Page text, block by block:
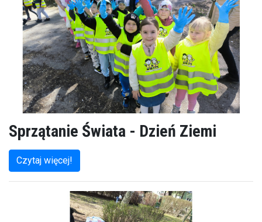
Sprzątanie Świata - Dzień Ziemi
Czytaj więcej!